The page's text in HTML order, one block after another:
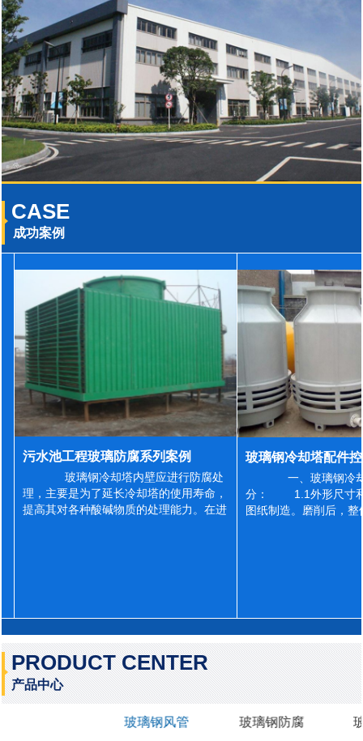
CASE
成功案例
污水池工程玻璃防腐系列案例
玻璃钢冷却塔内壁应进行防腐处
理，主要是为了延长冷却塔的使用寿命，
提高其对各种酸碱物质的处理能力。在进
一、玻璃钢冷
分： 1.1外形尺寸和
图纸制造。磨削后，
PRODUCT CENTER
产品中心
玻璃钢风管 玻璃钢防腐